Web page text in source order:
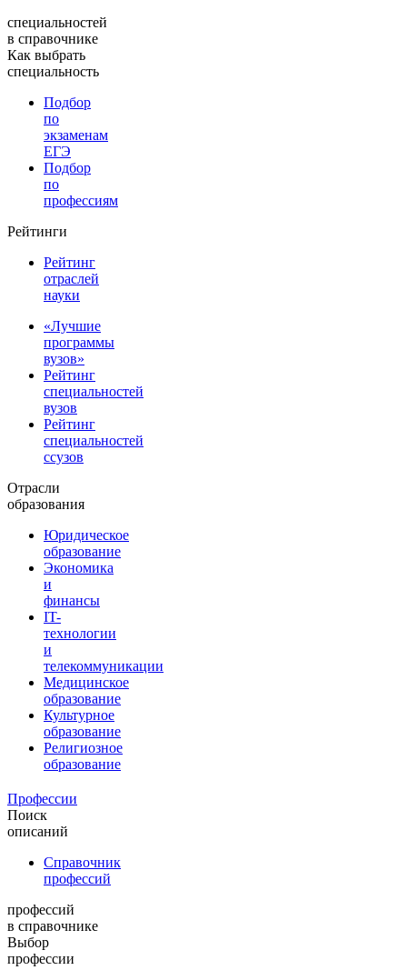
специальностей
в справочнике
Как выбрать
специальность
Подбор
по
экзаменам
ЕГЭ
Подбор
по
профессиям
Рейтинги
Рейтинг
отраслей
науки
«Лучшие
программы
вузов»
Рейтинг
специальностей
вузов
Рейтинг
специальностей
ссузов
Отрасли
образования
Юридическое
образование
Экономика
и
финансы
IT-
технологии
и
телекоммуникации
Медицинское
образование
Культурное
образование
Религиозное
образование
Профессии
Поиск
описаний
Справочник
профессий
профессий
в справочнике
Выбор
профессии